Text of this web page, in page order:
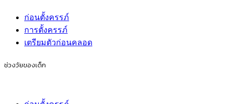
ก่อนตั้งครรภ์
การตั้งครรภ์
เตรียมตัวก่อนคลอด
ช่วงวัยของเด็ก